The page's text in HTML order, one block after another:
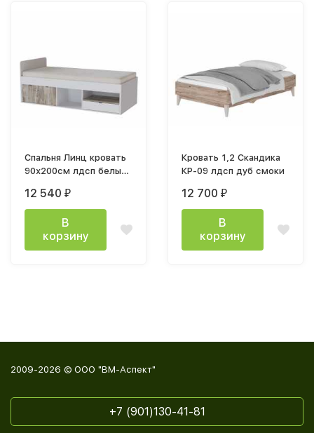
Спальня Линц кровать
90х200см лдсп белый
12 540 ₽
В
корзину
Кровать 1,2 Скандика
КР-09 лдсп дуб смоки
12 700 ₽
В
корзину
2009-2026 © ООО "ВМ-Аспект"
+7 (901)130-41-81